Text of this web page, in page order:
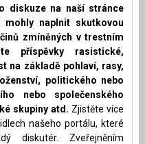
diskuze na naší stránce
mohly naplnit skutkovou
zmíněných v trestním
příspěvky rasistické,
na základě pohlaví, rasy,
politického nebo
nebo společenského
skupiny atd. Zjistěte více
našeho portálu, které
diskutér. Zveřejněním